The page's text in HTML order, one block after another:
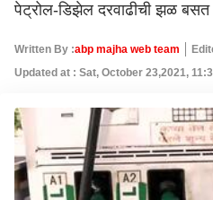
पेट्रोल-डिझेल दरवाढीची झळ
Written By :abp majha web team
Updated at : Sat, October 23,2021,